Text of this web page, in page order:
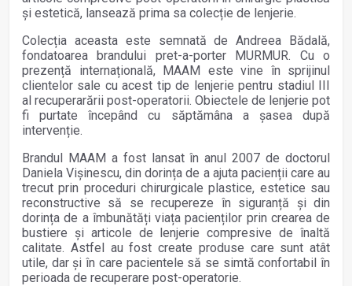
și estetică, lansează prima sa colecție de lenjerie.
Colecția aceasta este semnată de Andreea Bădală,
fondatoarea brandului pret-a-porter MURMUR. Cu o
prezență internațională, MAAM este vine în sprijinul
clientelor sale cu acest tip de lenjerie pentru stadiul III
al recuperarării post-operatorii. Obiectele de lenjerie pot
fi purtate începând cu săptămâna a șasea după
intervenție.
Brandul MAAM a fost lansat în anul 2007 de doctorul
Daniela Vișinescu, din dorința de a ajuta pacienții care au
trecut prin proceduri chirurgicale plastice, estetice sau
reconstructive să se recupereze în siguranță și din
dorința de a îmbunătăți viața pacienților prin crearea de
bustiere și articole de lenjerie compresive de înaltă
calitate. Astfel au fost create produse care sunt atât
utile, dar și în care pacientele să se simtă confortabil în
perioada de recuperare post-operatorie.